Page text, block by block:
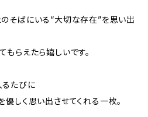
そばにいる“大切な存在”を思い出
もらえたら嬉しいです。
るたびに
優しく思い出させてくれる一枚。